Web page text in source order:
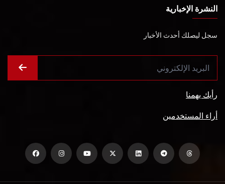
النشرة الإخبارية
سجل ليصلك أحدث الأخبار
رأيك يهمنا
أراء المستخدمين